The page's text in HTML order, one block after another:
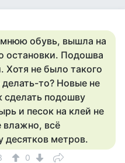
обувь, вышла на
остановки. Подошва
Хотя не было такого
то? Новые не
сделать подошву
и песок на клей не
влажно, всё
десятков метров.
0